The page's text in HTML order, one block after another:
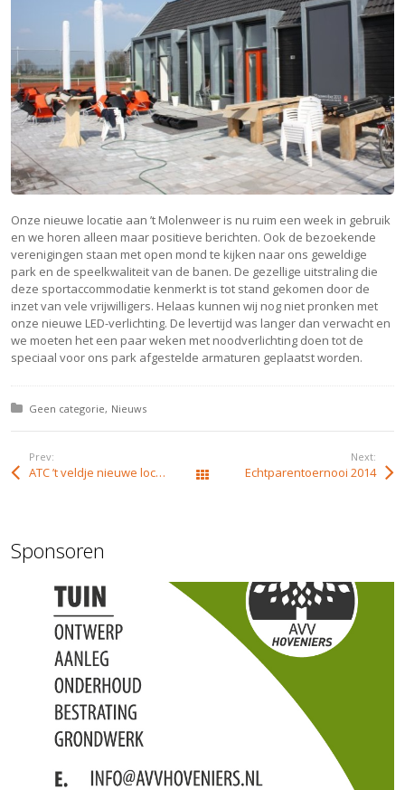
Onze nieuwe locatie aan ’t Molenweer is nu ruim een week in gebruik
en we horen alleen maar positieve berichten. Ook de bezoekende
verenigingen staan met open mond te kijken naar ons geweldige
park en de speelkwaliteit van de banen. De gezellige uitstraling die
deze sportaccommodatie kenmerkt is tot stand gekomen door de
inzet van vele vrijwilligers. Helaas kunnen wij nog niet pronken met
onze nieuwe LED-verlichting. De levertijd was langer dan verwacht en
we moeten het een paar weken met noodverlichting doen tot de
speciaal voor ons park afgestelde armaturen geplaatst worden.
Posted in:
Geen categorie Nieuws
Prev:
ATC ’t veldje nieuwe locatie Alle berichten
Next:
Echtparentoernooi 2014
Sponsoren